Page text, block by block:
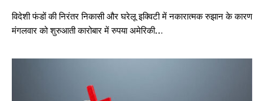
विदेशी फंडों की निरंतर निकासी और घरेलू इक्विटी में नकारात्मक रुझान के कारण
मंगलवार को शुरुआती कारोबार में रुपया अमेरिकी…